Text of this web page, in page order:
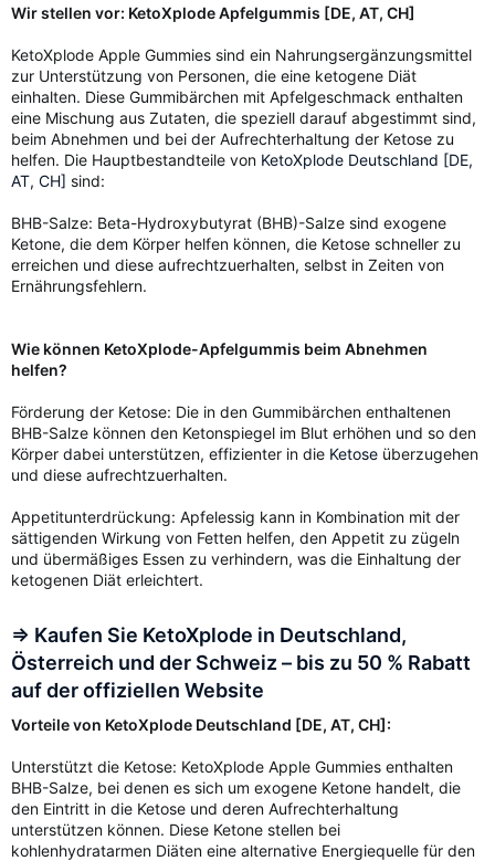
Wir stellen vor: KetoXplode Apfelgummis [DE, AT, CH]
KetoXplode Apple Gummies sind ein Nahrungsergänzungsmittel
zur Unterstützung von Personen, die eine ketogene Diät
einhalten. Diese Gummibärchen mit Apfelgeschmack enthalten
eine Mischung aus Zutaten, die speziell darauf abgestimmt sind,
beim Abnehmen und bei der Aufrechterhaltung der Ketose zu
helfen. Die Hauptbestandteile von KetoXplode Deutschland [DE,
AT, CH] sind:
BHB-Salze: Beta-Hydroxybutyrat (BHB)-Salze sind exogene
Ketone, die dem Körper helfen können, die Ketose schneller zu
erreichen und diese aufrechtzuerhalten, selbst in Zeiten von
Ernährungsfehlern.
Wie können KetoXplode-Apfelgummis beim Abnehmen
helfen?
Förderung der Ketose: Die in den Gummibärchen enthaltenen
BHB-Salze können den Ketonspiegel im Blut erhöhen und so den
Körper dabei unterstützen, effizienter in die Ketose überzugehen
und diese aufrechtzuerhalten.
Appetitunterdrückung: Apfelessig kann in Kombination mit der
sättigenden Wirkung von Fetten helfen, den Appetit zu zügeln
und übermäßiges Essen zu verhindern, was die Einhaltung der
ketogenen Diät erleichtert.
=> Kaufen Sie KetoXplode in Deutschland,
Österreich und der Schweiz – bis zu 50 % Rabatt
auf der offiziellen Website
Vorteile von KetoXplode Deutschland [DE, AT, CH]:
Unterstützt die Ketose: KetoXplode Apple Gummies enthalten
BHB-Salze, bei denen es sich um exogene Ketone handelt, die
den Eintritt in die Ketose und deren Aufrechterhaltung
unterstützen können. Diese Ketone stellen bei
kohlenhydratarmen Diäten eine alternative Energiequelle für den